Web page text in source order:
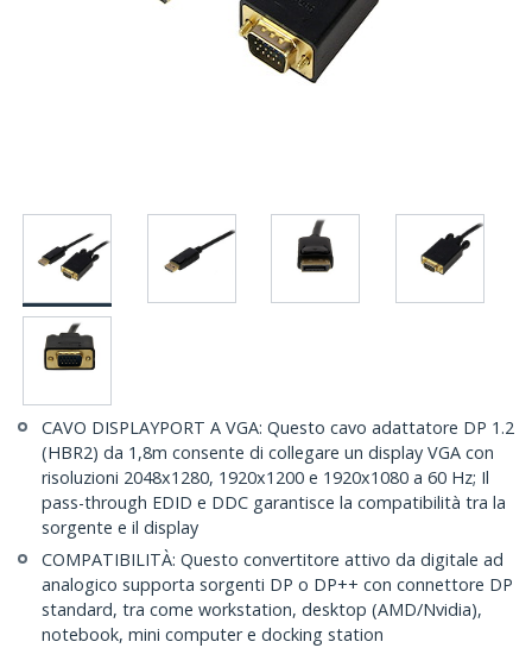
CAVO DISPLAYPORT A VGA: Questo cavo adattatore DP 1.2
(HBR2) da 1,8m consente di collegare un display VGA con
risoluzioni 2048x1280, 1920x1200 e 1920x1080 a 60 Hz; Il
pass-through EDID e DDC garantisce la compatibilità tra la
sorgente e il display
COMPATIBILITÀ: Questo convertitore attivo da digitale ad
analogico supporta sorgenti DP o DP++ con connettore DP
standard, tra come workstation, desktop (AMD/Nvidia),
notebook, mini computer e docking station